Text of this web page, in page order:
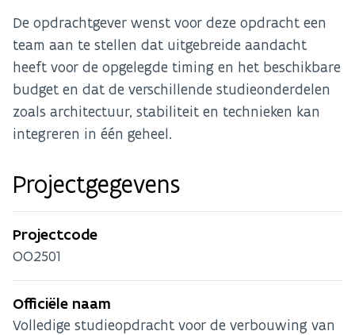
De opdrachtgever wenst voor deze opdracht een
team aan te stellen dat uitgebreide aandacht
heeft voor de opgelegde timing en het beschikbare
budget en dat de verschillende studieonderdelen
zoals architectuur, stabiliteit en technieken kan
integreren in één geheel.
Projectgegevens
Projectcode
OO2501
Officiële naam
Volledige studieopdracht voor de verbouwing van